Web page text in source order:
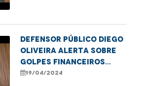
Defensor público Diego
Oliveira alerta sobre
golpes financeiros
contra idosos
19/04/2024